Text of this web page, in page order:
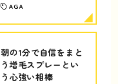
AGA
朝の1分で自信をまと
う増毛スプレーとい
う心強い相棒